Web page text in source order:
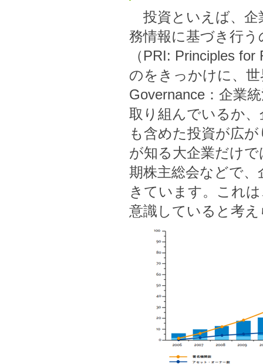
投資といえば、企
務情報に基づき行
（PRI: Principles
のをきっかけに、
Governance：企業
取り組んでいるか
も含めた投資が広
が知る大企業だけ
期株主総会などで
きています。これ
意識していると考